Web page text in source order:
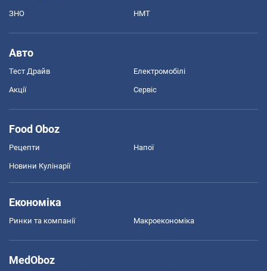
ЗНО НМТ
Авто
Тест Драйв Електромобілі
Акції Сервіс
Food Oboz
Рецепти Напої
Новини Кулінарії
Економіка
Ринки та компанії Макроекономіка
MedOboz